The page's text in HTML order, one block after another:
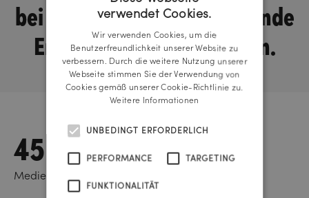
bei den Teilnehmern bleibende
Erinnerungen zu schaffen.
45
Medienberichte in Print, Online, TV, Radio
GERMAN
verwendet Cookies.
Wir verwenden Cookies, um die
Benutzerfreundlichkeit unserer Website zu
verbessern. Durch die weitere Nutzung unserer
Webseite stimmen Sie der Verwendung von
Cookies gemäß unserer Cookie-Richtlinie zu.
Weitere Informationen
UNBEDINGT ERFORDERLICH
PERFORMANCE TARGETING
FUNKTIONALITÄT